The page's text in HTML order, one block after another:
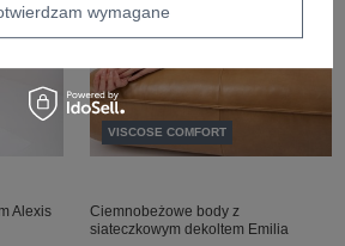
Alexis
VISCOSE COMFORT
Ciemnobeżowe body z
siateczkowym dekoltem Emilia
wymagane